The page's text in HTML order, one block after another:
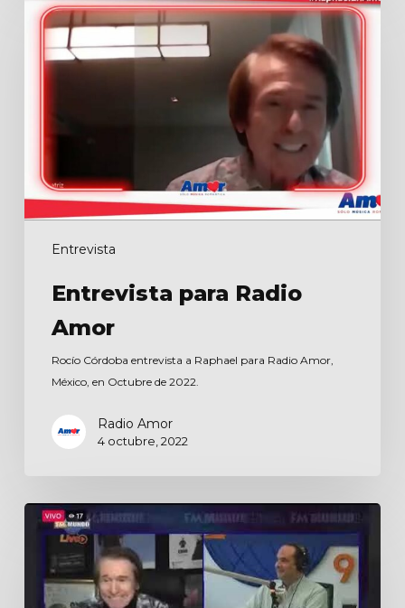
Entrevista
para
Radio
Entrevista para Radio
Amor
Rocío Córdoba entrevista a Raphael para Radio Amor,
México, en Octubre de 2022.
Radio Amor
4 octubre, 2022
Entrevista
para
Mundo